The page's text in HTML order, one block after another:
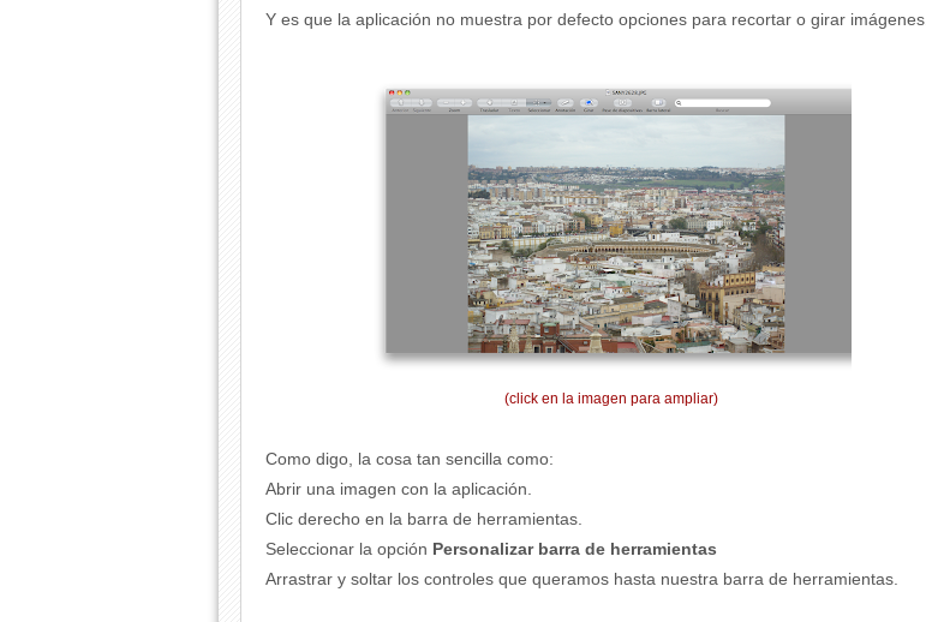
Y es que la aplicación no muestra por defecto opciones para recortar o girar imágenes.
(click en la imagen para ampliar)
Como digo, la cosa tan sencilla como:
Abrir una imagen con la aplicación.
Clic derecho en la barra de herramientas.
Seleccionar la opción Personalizar barra de herramientas
Arrastrar y soltar los controles que queramos hasta nuestra barra de herramientas.